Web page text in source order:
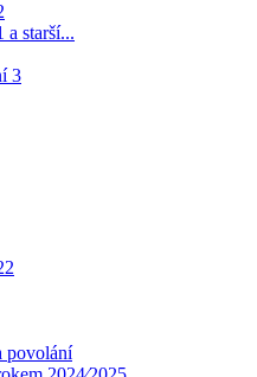
a starší...
3
povolání